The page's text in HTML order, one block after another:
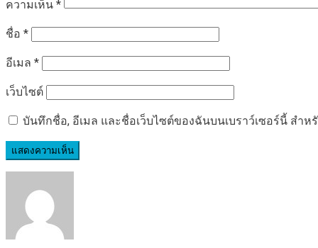
ความเห็น *
ชื่อ *
อีเมล *
เว็บไซต์
บันทึกชื่อ, อีเมล และชื่อเว็บไซต์ของฉันบนเบราว์เซอร์นี้ สำห